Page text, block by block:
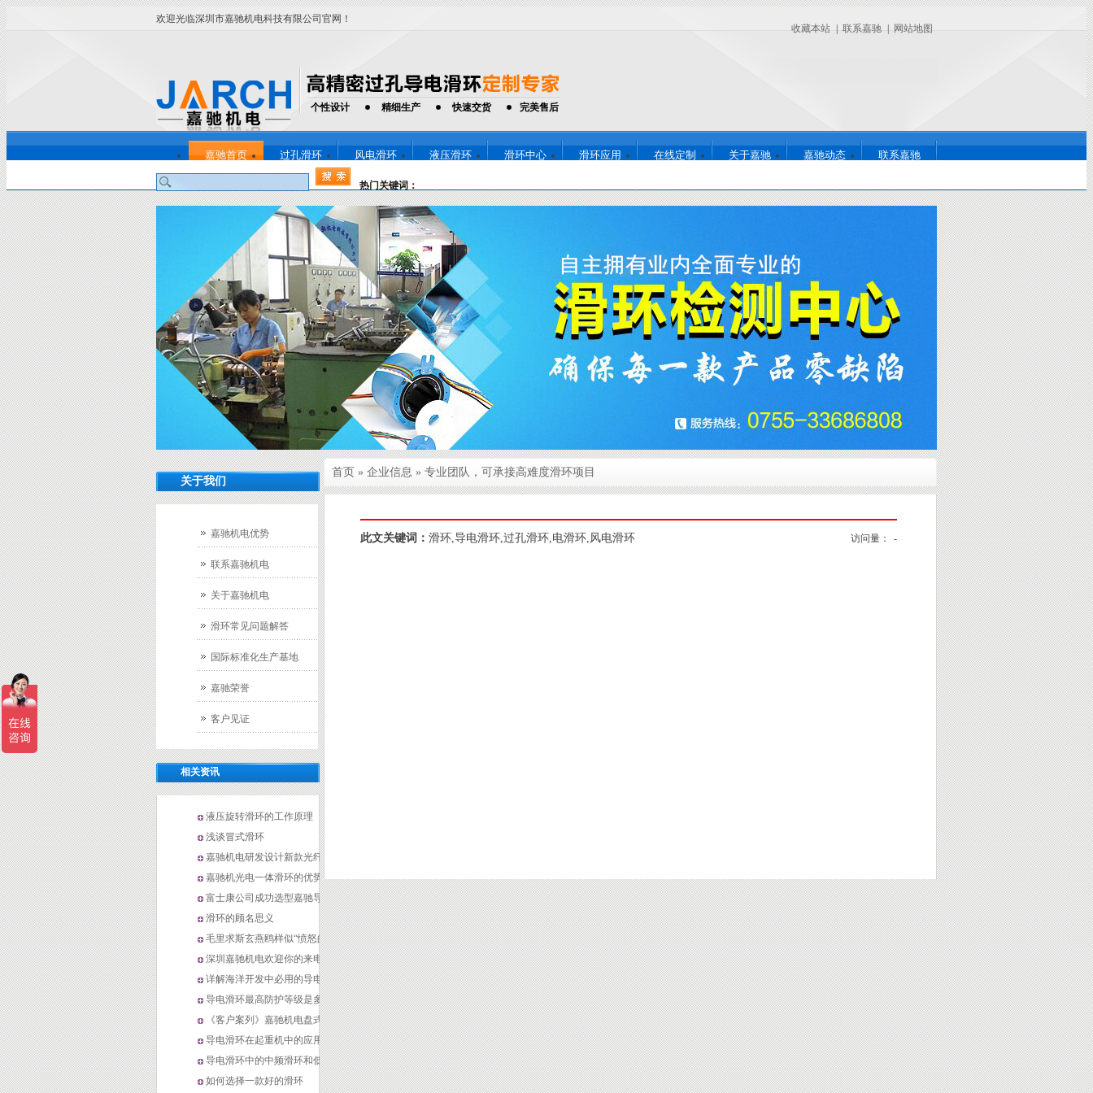
欢迎光临深圳市嘉驰机电科技有限公司官网！
收藏本站
联系嘉驰 网站地图
个性设计 精细生产 快速交货 完美售后
13714251726
嘉驰首页 过孔滑环 风电滑环 液压滑环 滑环中心 滑环应用 在线定制 关于嘉驰 嘉驰动态 联系嘉驰
热门关键词：
关于我们
嘉驰机电优势
联系嘉驰机电
关于嘉驰机电
滑环常见问题解答
国际标准化生产基地
嘉驰荣誉
客户见证
相关资讯
液压旋转滑环的工作原理
浅谈冒式滑环
嘉驰机电研发设计新款光纤拖
缆机光纤卷筒
嘉驰机光电一体滑环的优势
富士康公司成功选型嘉驰导电
滑环
滑环的顾名思义
毛里求斯玄燕鸥样似“愤怒的
小鸟”走红网络
深圳嘉驰机电欢迎你的来电
详解海洋开发中必用的导电滑
环和大电流导电滑环
导电滑环最高防护等级是多
少，是如何做防水防尘处理？
《客户案列》嘉驰机电盘式滑
环案列，用于自动旋转门
导电滑环在起重机中的应用
导电滑环中的中频滑环和低频
滑环
如何选择一款好的滑环
首页 » 企业信息 » 专业团队，可承接高难度滑环项目
访问量： -
此文关键词： 滑环,导电滑环,过孔滑环,电滑环,风电滑环